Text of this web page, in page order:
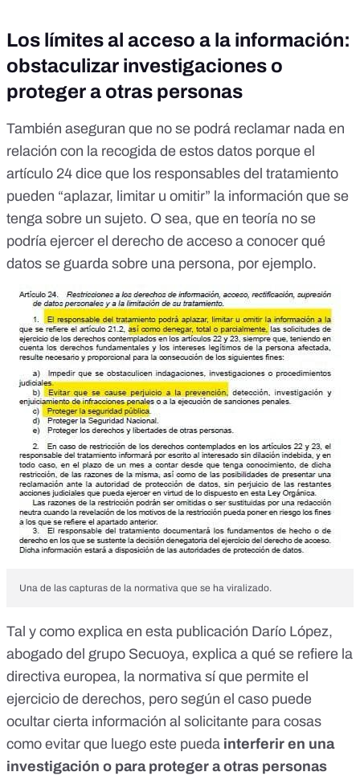
Los límites al acceso a la información:
obstaculizar investigaciones o
proteger a otras personas
También aseguran que no se podrá reclamar nada en
relación con la recogida de estos datos porque el
artículo 24 dice que los responsables del tratamiento
pueden “aplazar, limitar u omitir” la información que se
tenga sobre un sujeto. O sea, que en teoría no se
podría ejercer el derecho de acceso a conocer qué
datos se guarda sobre una persona, por ejemplo.
Una de las capturas de la normativa que se ha viralizado.
Tal y como explica en esta publicación Darío López,
abogado del grupo Secuoya, explica a qué se refiere la
directiva europea, la normativa sí que permite el
ejercicio de derechos, pero según el caso puede
ocultar cierta información al solicitante para cosas
como evitar que luego este pueda interferir en una
investigación o para proteger a otras personas